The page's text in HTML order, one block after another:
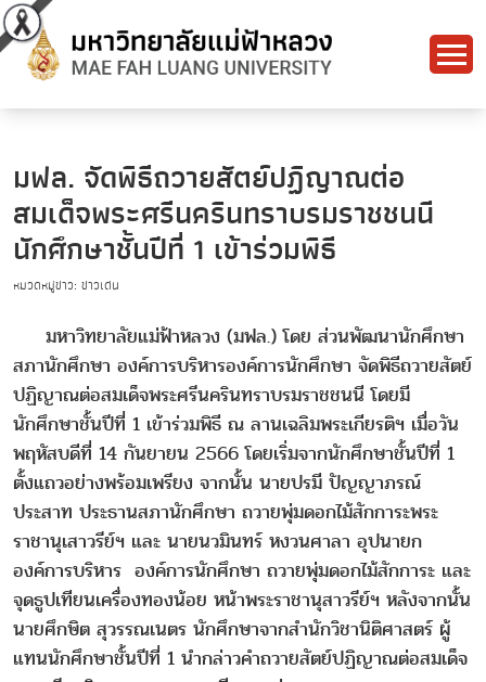
มฟล. จัดพิธีถวายสัตย์ปฏิญาณต่อ
สมเด็จพระศรีนครินทราบรมราชชนนี
นักศึกษาชั้นปีที่ 1 เข้าร่วมพิธี
หมวดหมู่ข่าว: ข่าวเด่น
มหาวิทยาลัยแม่ฟ้าหลวง (มฟล.) โดย ส่วนพัฒนานักศึกษา
สภานักศึกษา องค์การบริหารองค์การนักศึกษา จัดพิธีถวายสัตย์
ปฏิญาณต่อสมเด็จพระศรีนครินทราบรมราชชนนี โดยมี
นักศึกษาชั้นปีที่ 1 เข้าร่วมพิธี ณ ลานเฉลิมพระเกียรติฯ เมื่อวัน
พฤหัสบดีที่ 14 กันยายน 2566 โดยเริ่มจากนักศึกษาชั้นปีที่ 1
ตั้งแถวอย่างพร้อมเพรียง จากนั้น นายปรมี ปัญญาภรณ์
ประสาท ประธานสภานักศึกษา ถวายพุ่มดอกไม้สักการะพระ
ราชานุเสาวรีย์ฯ และ นายนวมินทร์ หงวนศาลา อุปนายก
องค์การบริหาร องค์การนักศึกษา ถวายพุ่มดอกไม้สักการะ และ
จุดธูปเทียนเครื่องทองน้อย หน้าพระราชานุสาวรีย์ฯ หลังจากนั้น
นายศึกษิต สุวรรณเนตร นักศึกษาจากสำนักวิชานิติศาสตร์ ผู้
แทนนักศึกษาชั้นปีที่ 1 นำกล่าวคำถวายสัตย์ปฏิญาณต่อสมเด็จ